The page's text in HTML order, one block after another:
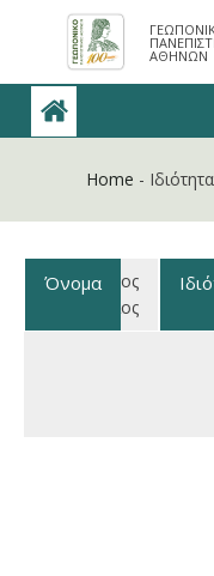
ΑΘΗΝΩΝ
Home -
ΟΝΟΜΑ ΙΔΙΟΤΗΤΑ
Γασπαράτος
Διονύσιος